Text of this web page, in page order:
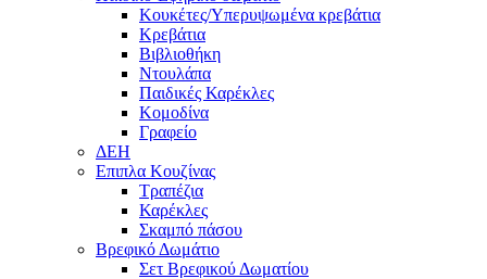
Κουκέτες/Υπερυψωμένα κρεβάτια
Κρεβάτια
Βιβλιοθήκη
Ντουλάπα
Παιδικές Καρέκλες
Κομοδίνα
Γραφείο
ΔΕΗ
Επιπλα Κουζίνας
Τραπέζια
Καρέκλες
Σκαμπό πάσου
Βρεφικό Δωμάτιο
Σετ Βρεφικού Δωματίου